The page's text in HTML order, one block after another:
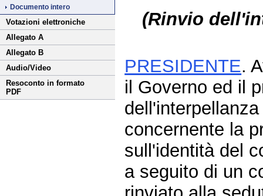
Documento intero
Votazioni elettroniche
Allegato A
Allegato B
Audio/Video
Resoconto in formato
PDF
(Rinvio
PRESIDENTE.
il Governo ed il
concernente la
sull'identità del
a seguito di un